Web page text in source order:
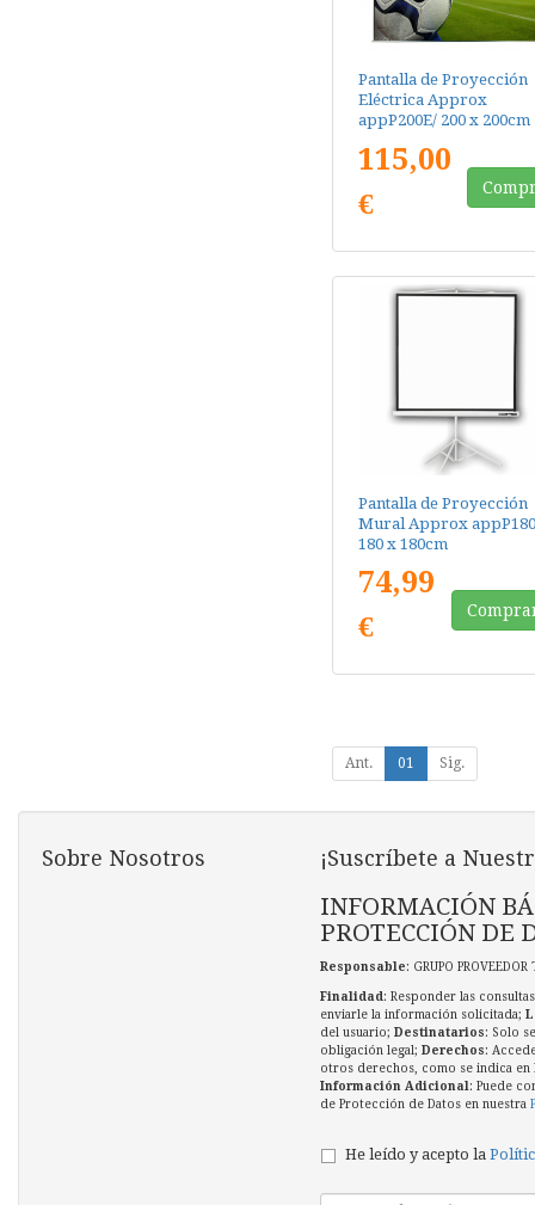
Pantalla de Proyección
Eléctrica Approx
appP200E/ 200 x 200cm
115,00
€
Pantalla de Proyección
Mural Approx
180 x 180cm
74,99
€
Ant. 01 Sig.
Sobre Nosotros ¡Suscríbete a
INFORMACIÓN
PROTECCIÓN DE
Responsable: GRUPO
Finalidad: Responder las
enviarle la información solicitada;
del usuario; Destinatarios: Solo
obligación legal; Derechos:
otros derechos, como se indica en
Información Adicional: Puede
de Protección de Datos en nuestra
He leído y acepto la